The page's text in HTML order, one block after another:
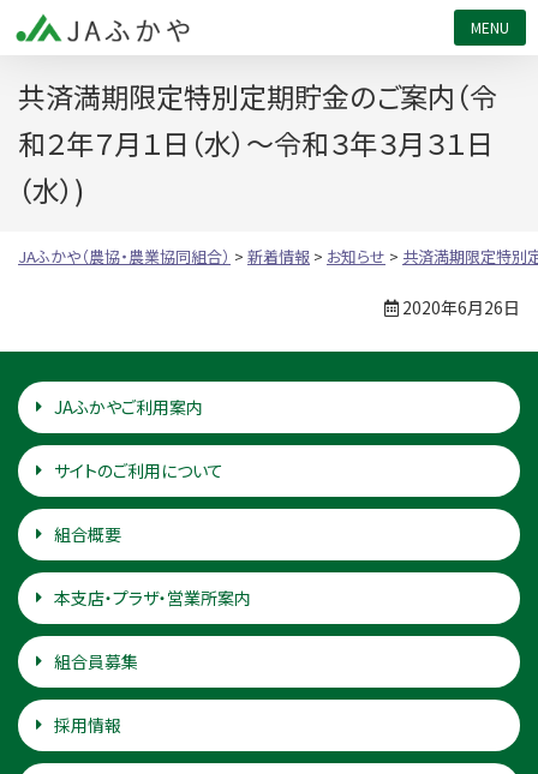
共済満期限定特別定期貯金のご案内（令
和２年７月１日（水）～令和３年３月３１日
（水）)
JAふかや（農協・農業協同組合） > 新着情報 > お知らせ > 共済満期限定特別定
2020年6月26日
JAふかやご利用案内
サイトのご利用について
組合概要
本支店・プラザ・営業所案内
組合員募集
採用情報